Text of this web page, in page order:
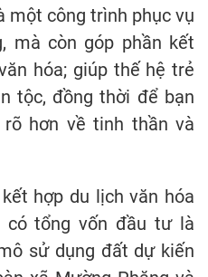
một công trình phục vụ
mà còn góp phần kết
hóa; giúp thế hệ trẻ
tộc, đồng thời để bạn
hơn về tinh thần và
hợp du lịch văn hóa
có tổng vốn đầu tư là
sử dụng đất dự kiến